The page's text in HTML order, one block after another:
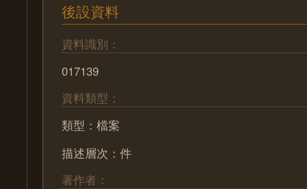
後設資料
資料識別：
017139
資料類型：
類型：檔案
描述層次：件
著作者：